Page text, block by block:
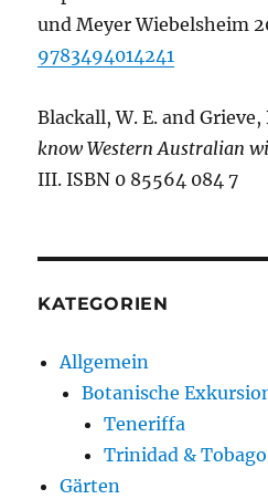
und Meyer Wiebelsheim
9783494014241
Blackall, W. E. and Grieve,
know Western Australian
III. ISBN 0 85564 084 7
KATEGORIEN
Allgemein
Botanische
Teneriffa
Trinidad & Tobago
Gärten